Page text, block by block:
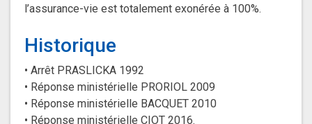
l’assurance-vie est totalement exonérée à 100%.
Historique
• Arrêt PRASLICKA 1992
• Réponse ministérielle PRORIOL 2009
• Réponse ministérielle BACQUET 2010
• Réponse ministérielle CIOT 2016.